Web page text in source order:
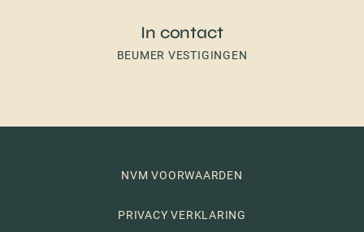
In contact
BEUMER VESTIGINGEN
NVM VOORWAARDEN
PRIVACY VERKLARING